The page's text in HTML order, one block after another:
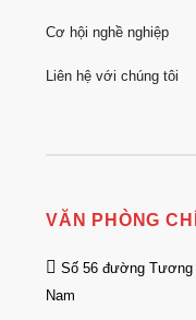
Cơ hội nghề nghiệp
Liên hệ với chúng tôi
VĂN PHÒNG
Số 56 đường
Nam